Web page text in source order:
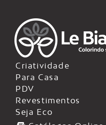
Criatividade
Para Casa
PDV
Revestimentos
Seja Eco